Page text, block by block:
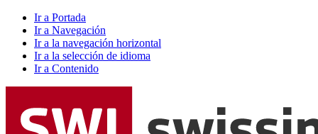
Ir a Portada
Ir a Navegación
Ir a la navegación horizontal
Ir a la selección de idioma
Ir a Contenido